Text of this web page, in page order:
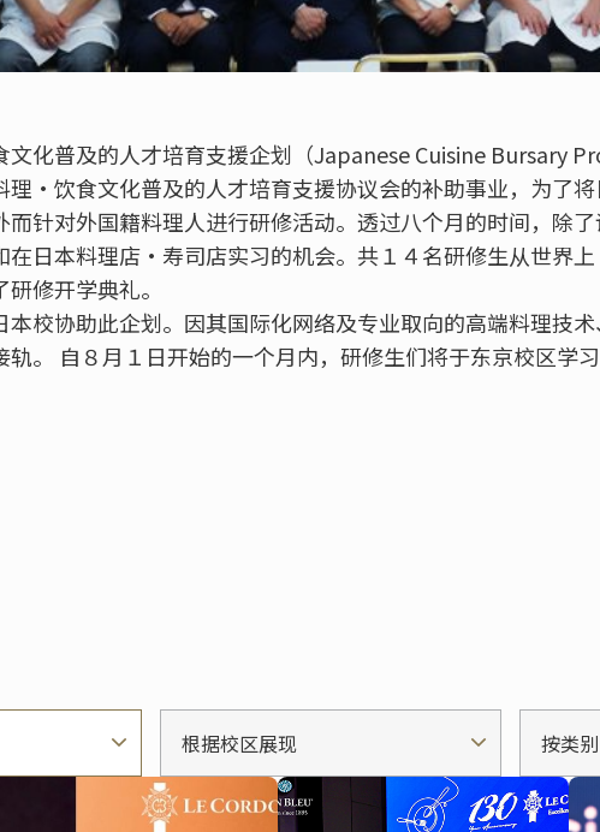
文化普及的人才培育支援企划（Japanese Cuisine Bursary
理•饮食文化普及的人才培育支援协议会的补助事业，为了
而针对外国籍料理人进行研修活动。透过八个月的时间，除
在日本料理店•寿司店实习的机会。共１４名研修生从世界
修开学典礼。
本校协助此企划。因其国际化网络及专业取向的高端料理技
轨。 自８月１日开始的一个月内，研修生们将于东京校区学
根据校区展现 按类